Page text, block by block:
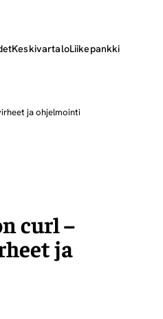
KeskivartaloLiikepankki
ja ohjelmointi
curl –
ja